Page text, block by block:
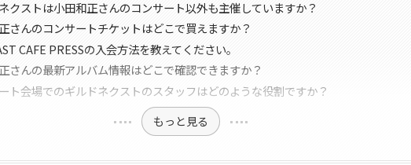
クストは小田和正さんのコンサート以外も主催していますか？
さんのコンサートチケットはどこで買えますか？
CAFE PRESSの入会方法を教えてください。
さんの最新アルバム情報はどこで確認できますか？
ト会場でのギルドネクストのスタッフはどのような役割ですか？
もっと見る